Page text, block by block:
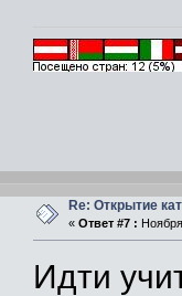
Re: Открытие
« Ответ #7 :
Идти